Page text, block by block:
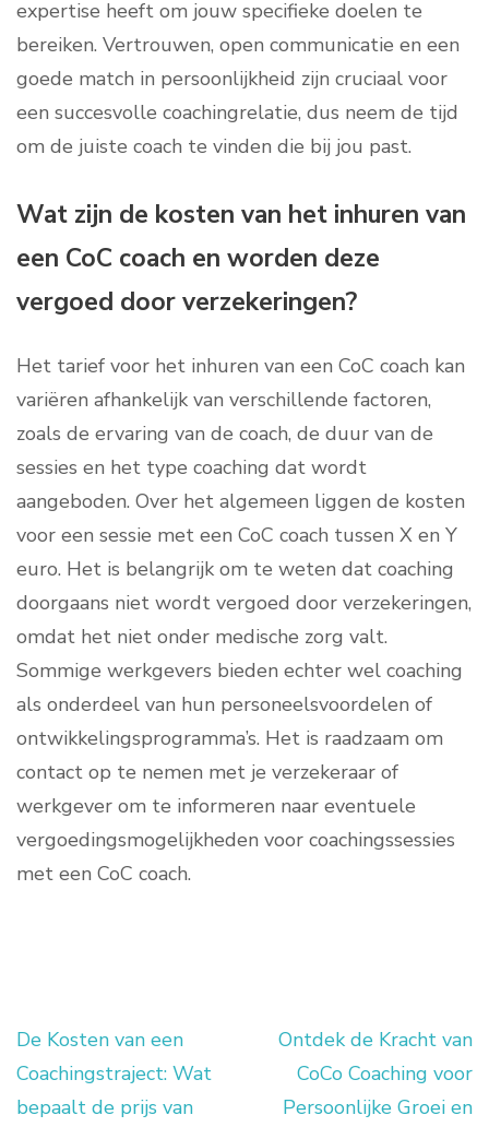
expertise heeft om jouw specifieke doelen te
bereiken. Vertrouwen, open communicatie en een
goede match in persoonlijkheid zijn cruciaal voor
een succesvolle coachingrelatie, dus neem de tijd
om de juiste coach te vinden die bij jou past.
Wat zijn de kosten van het inhuren van
een CoC coach en worden deze
vergoed door verzekeringen?
Het tarief voor het inhuren van een CoC coach kan
variëren afhankelijk van verschillende factoren,
zoals de ervaring van de coach, de duur van de
sessies en het type coaching dat wordt
aangeboden. Over het algemeen liggen de kosten
voor een sessie met een CoC coach tussen X en Y
euro. Het is belangrijk om te weten dat coaching
doorgaans niet wordt vergoed door verzekeringen,
omdat het niet onder medische zorg valt.
Sommige werkgevers bieden echter wel coaching
als onderdeel van hun personeelsvoordelen of
ontwikkelingsprogramma’s. Het is raadzaam om
contact op te nemen met je verzekeraar of
werkgever om te informeren naar eventuele
vergoedingsmogelijkheden voor coachingssessies
met een CoC coach.
Berichtnavigatie
De Kosten van een
Coachingstraject: Wat
bepaalt de prijs van
Ontdek de Kracht van
CoCo Coaching voor
Persoonlijke Groei en